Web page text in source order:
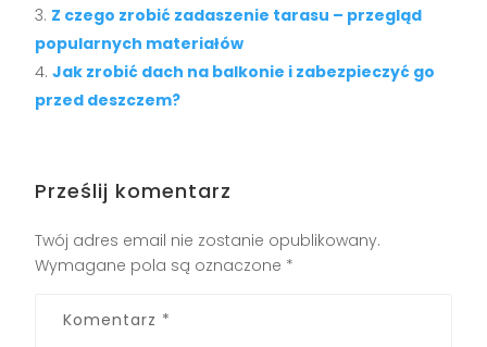
Z czego zrobić zadaszenie tarasu – przegląd
popularnych materiałów
Jak zrobić dach na balkonie i zabezpieczyć go
przed deszczem?
Prześlij komentarz
Twój adres email nie zostanie opublikowany.
Wymagane pola są oznaczone *